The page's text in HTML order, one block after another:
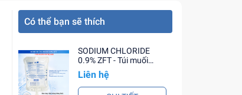
Có thể bạn sẽ thích
SODIUM CHLORIDE
0.9% ZFT - Túi muối
truyền thế hệ mới
Liên hệ